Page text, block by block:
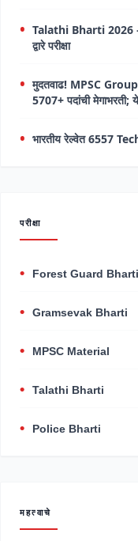
Talathi Bharti 2026 –
द्वारे परीक्षा
मुदतवाढ! MPSC Group
5707+ पदांची
भारतीय रेल्वेत 6557
परीक्षा
Forest Guard Bharti
Gramsevak Bharti
MPSC Material
Talathi Bharti
Police Bharti
महत्वाचे